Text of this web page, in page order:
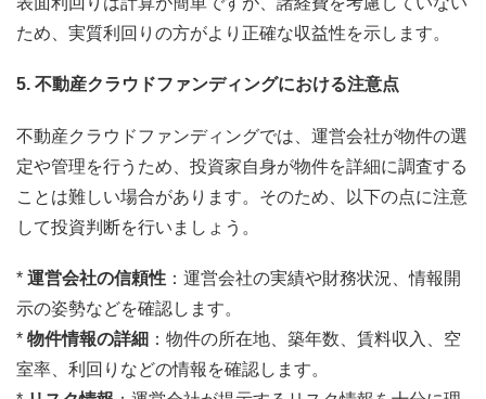
ため、実質利回りの方がより正確な収益性を示します。
5. 不動産クラウドファンディングにおける注意点
不動産クラウドファンディングでは、運営会社が物件の選
定や管理を行うため、投資家自身が物件を詳細に調査する
ことは難しい場合があります。そのため、以下の点に注意
して投資判断を行いましょう。
* 運営会社の信頼性 ：運営会社の実績や財務状況、情報開
示の姿勢などを確認します。
* 物件情報の詳細 ：物件の所在地、築年数、賃料収入、空
室率、利回りなどの情報を確認します。